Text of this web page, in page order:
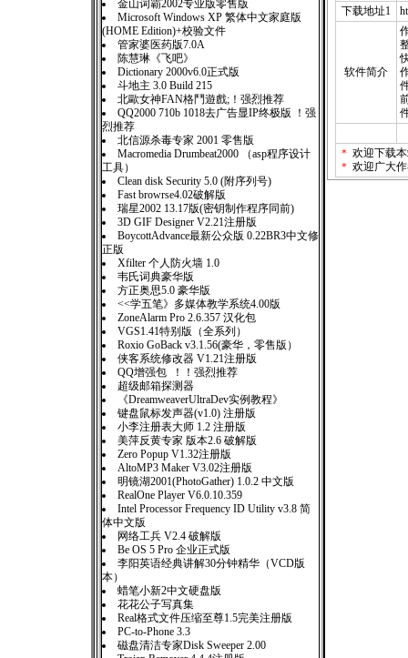
金山词霸2002专业版零售版
Microsoft Windows XP 繁体中文家庭版
(HOME Edition)+校验文件
管家婆医药版7.0A
陈慧琳《飞吧》
Dictionary 2000v6.0正式版
斗地主 3.0 Build 215
北歐女神FAN格鬥遊戲;！强烈推荐
QQ2000 710b 1018去广告显IP终极版 ！强
烈推荐
北信源杀毒专家 2001 零售版
Macromedia Drumbeat2000 （asp程序设计
工具）
Clean disk Security 5.0 (附序列号)
Fast browrse4.02破解版
瑞星2002 13.17版(密钥制作程序同前)
3D GIF Designer V2.21注册版
BoycottAdvance最新公众版 0.22BR3中文修
正版
Xfilter 个人防火墙 1.0
韦氏词典豪华版
方正奥思5.0 豪华版
<<学五笔》多媒体教学系统4.00版
ZoneAlarm Pro 2.6.357 汉化包
VGS1.41特别版（全系列）
Roxio GoBack v3.1.56(豪华，零售版）
侠客系统修改器 V1.21注册版
QQ增强包 ！！强烈推荐
超级邮箱探测器
《DreamweaverUltraDev实例教程》
键盘鼠标发声器(v1.0) 注册版
小李注册表大师 1.2 注册版
美萍反黄专家 版本2.6 破解版
Zero Popup V1.32注册版
AltoMP3 Maker V3.02注册版
明镜湖2001(PhotoGather) 1.0.2 中文版
RealOne Player V6.0.10.359
Intel Processor Frequency ID Utility v3.8 简
体中文版
网络工兵 V2.4 破解版
Be OS 5 Pro 企业正式版
李阳英语经典讲解30分钟精华（VCD版
本）
蜡笔小新2中文硬盘版
花花公子写真集
Real格式文件压缩至尊1.5完美注册版
PC-to-Phone 3.3
磁盘清洁专家Disk Sweeper 2.00
下载地址1
软件简介
＊ 欢迎下载
＊ 欢迎广大